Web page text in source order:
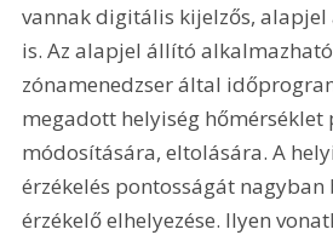
vannak digitális kijelzős,
is. Az alapjel állító
zónamenedzser által
megadott helyiség hőmérséklet
módosítására, eltolására. A
érzékelés pontosságát
érzékelő elhelyezése. Ilyen